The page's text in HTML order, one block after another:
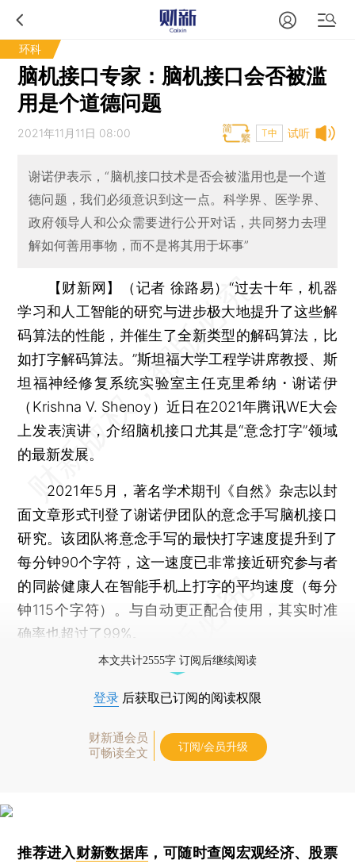
环科
脑机接口专家：脑机接口会否被滥
用是个道德问题
试听
2021年11月11日 08:00 T中
谢诺伊表示，“脑机接口技术是否会被滥用也是一个道
德问题，我们必须意识到这一点。科学界、医学界、
政府领导人和公众需要进行公开对话，共同努力去理
解如何善用事物，而不是将其用于坏事”
【财新网】（记者 徐路易）“过去十年，机器
学习和人工智能的研究与进步极大地提升了这些解
码算法的性能，并催生了全新类型的解码算法，比
如打字解码算法。”斯坦福大学工程学讲席教授、斯
坦福神经修复系统实验室主任克里希纳・谢诺伊
（Krishna V. Shenoy）近日在2021年腾讯WE大会
上发表演讲，介绍脑机接口尤其是“意念打字”领域
的最新发展。
2021年5月，著名学术期刊《自然》杂志以封
面文章形式刊登了谢诺伊团队的意念手写脑机接口
研究。该团队将意念手写的最快打字速度提升到了
每分钟90个字符，这一速度已非常接近研究参与者
的同龄健康人在智能手机上打字的平均速度（每分
钟115个字符）。与自动更正配合使用，其实时准
确率也超过了99%。
本文共计2555字 订阅后继续阅读
登录 后获取已订阅的阅读权限
财新通会员
可畅读全文
订阅/会员升级
推荐进入财新数据库 ，可随时查阅宏观经济、股票